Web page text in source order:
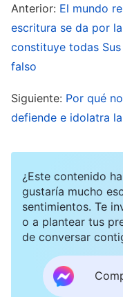
Santo. En las
que solo la Biblia
Santo; solo en
misterios de Su
libro o persona—
puede tanto
Con estas
inclinación a
Así pues,
fuera la Biblia
Anterior: El mundo
escritura se da por
constituye todas
falso
Siguiente: Por qué
defiende e idolatra
¿Este contenido
gustaría mucho
sentimientos. Te
o a plantear tus
de conversar